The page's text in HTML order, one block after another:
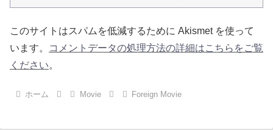
このサイトはスパムを低減するために Akismet を使って
います。
コメントデータの処理方法の詳細はこちらをご覧
ください。
ホーム Movie Foreign Movie